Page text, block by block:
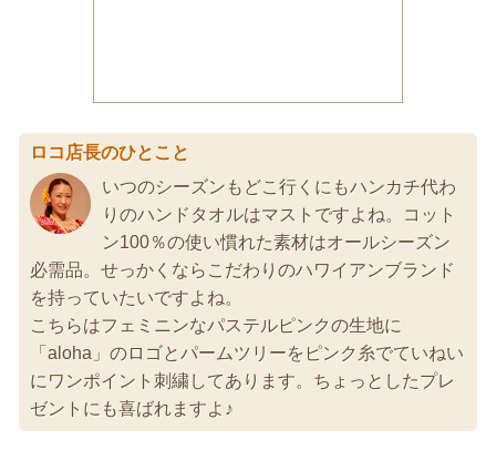
ロコ店長のひとこと
いつのシーズンもどこ行くにもハンカチ代わ
りのハンドタオルはマストですよね。コット
ン100％の使い慣れた素材はオールシーズン
必需品。せっかくならこだわりのハワイアンブランド
を持っていたいですよね。
こちらはフェミニンなパステルピンクの生地に
「aloha」のロゴとパームツリーをピンク糸でていねい
にワンポイント刺繍してあります。ちょっとしたプレ
ゼントにも喜ばれますよ♪